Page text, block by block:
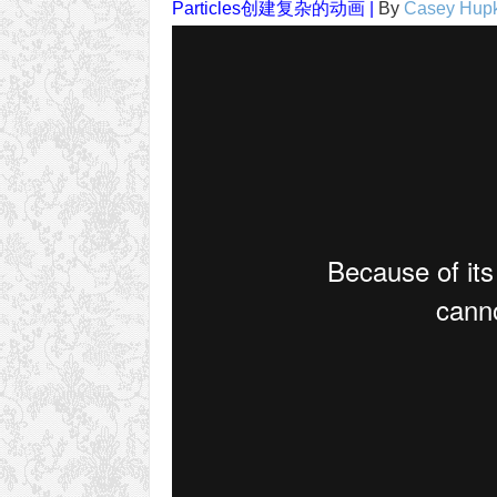
Particles创建复杂的动画 | ByCasey